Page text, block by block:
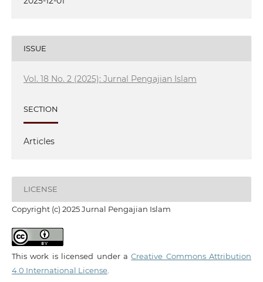
ISSUE
Vol. 18 No. 2 (2025): Jurnal Pengajian Islam
SECTION
Articles
LICENSE
Copyright (c) 2025 Jurnal Pengajian Islam
This work is licensed under aCreative Commons Attribution
4.0 International License.